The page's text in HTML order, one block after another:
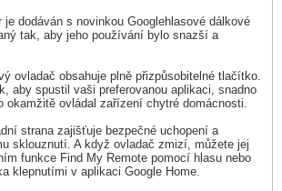
je dodáván s novinkou Googlehlasové dálkové
tak, aby jeho používání bylo snazší a
ovladač obsahuje plně přizpůsobitelné tlačítko.
aby spustil vaši preferovanou aplikaci, snadno
okamžitě ovládal zařízení chytré domácnosti.
strana zajišťuje bezpečné uchopení a
sklouznutí. A když ovladač zmizí, můžete jej
funkce Find My Remote pomocí hlasu nebo
klepnutími v aplikaci Google Home.